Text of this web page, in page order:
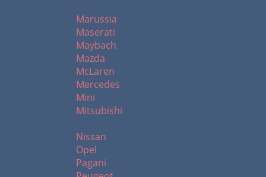
Marussia
Maserati
Maybach
Mazda
McLaren
Mercedes
Mini
Mitsubishi
Nissan
Opel
Pagani